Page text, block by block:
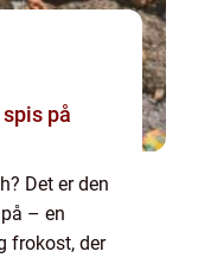
på
Det er den
– en
frokost, der